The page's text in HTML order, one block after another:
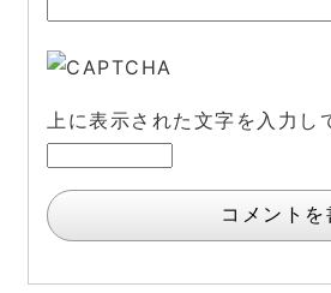
上に表示された文字を入力し